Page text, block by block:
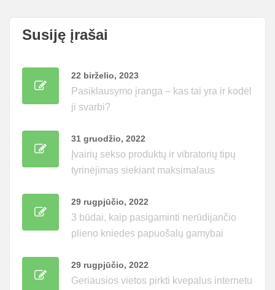
Susiję įrašai
22 birželio, 2023
Pasiklausymo įranga – kas tai yra ir kodėl
ji svarbi?
31 gruodžio, 2022
Įvairių sekso produktų ir vibratorių tipų
tyrinėjimas siekiant maksimalaus
29 rugpjūčio, 2022
3 būdai, kaip pasigaminti nerūdijančio
plieno kniedes papuošalų gamybai
29 rugpjūčio, 2022
Geriausios vietos pirkti kvepalus internetu